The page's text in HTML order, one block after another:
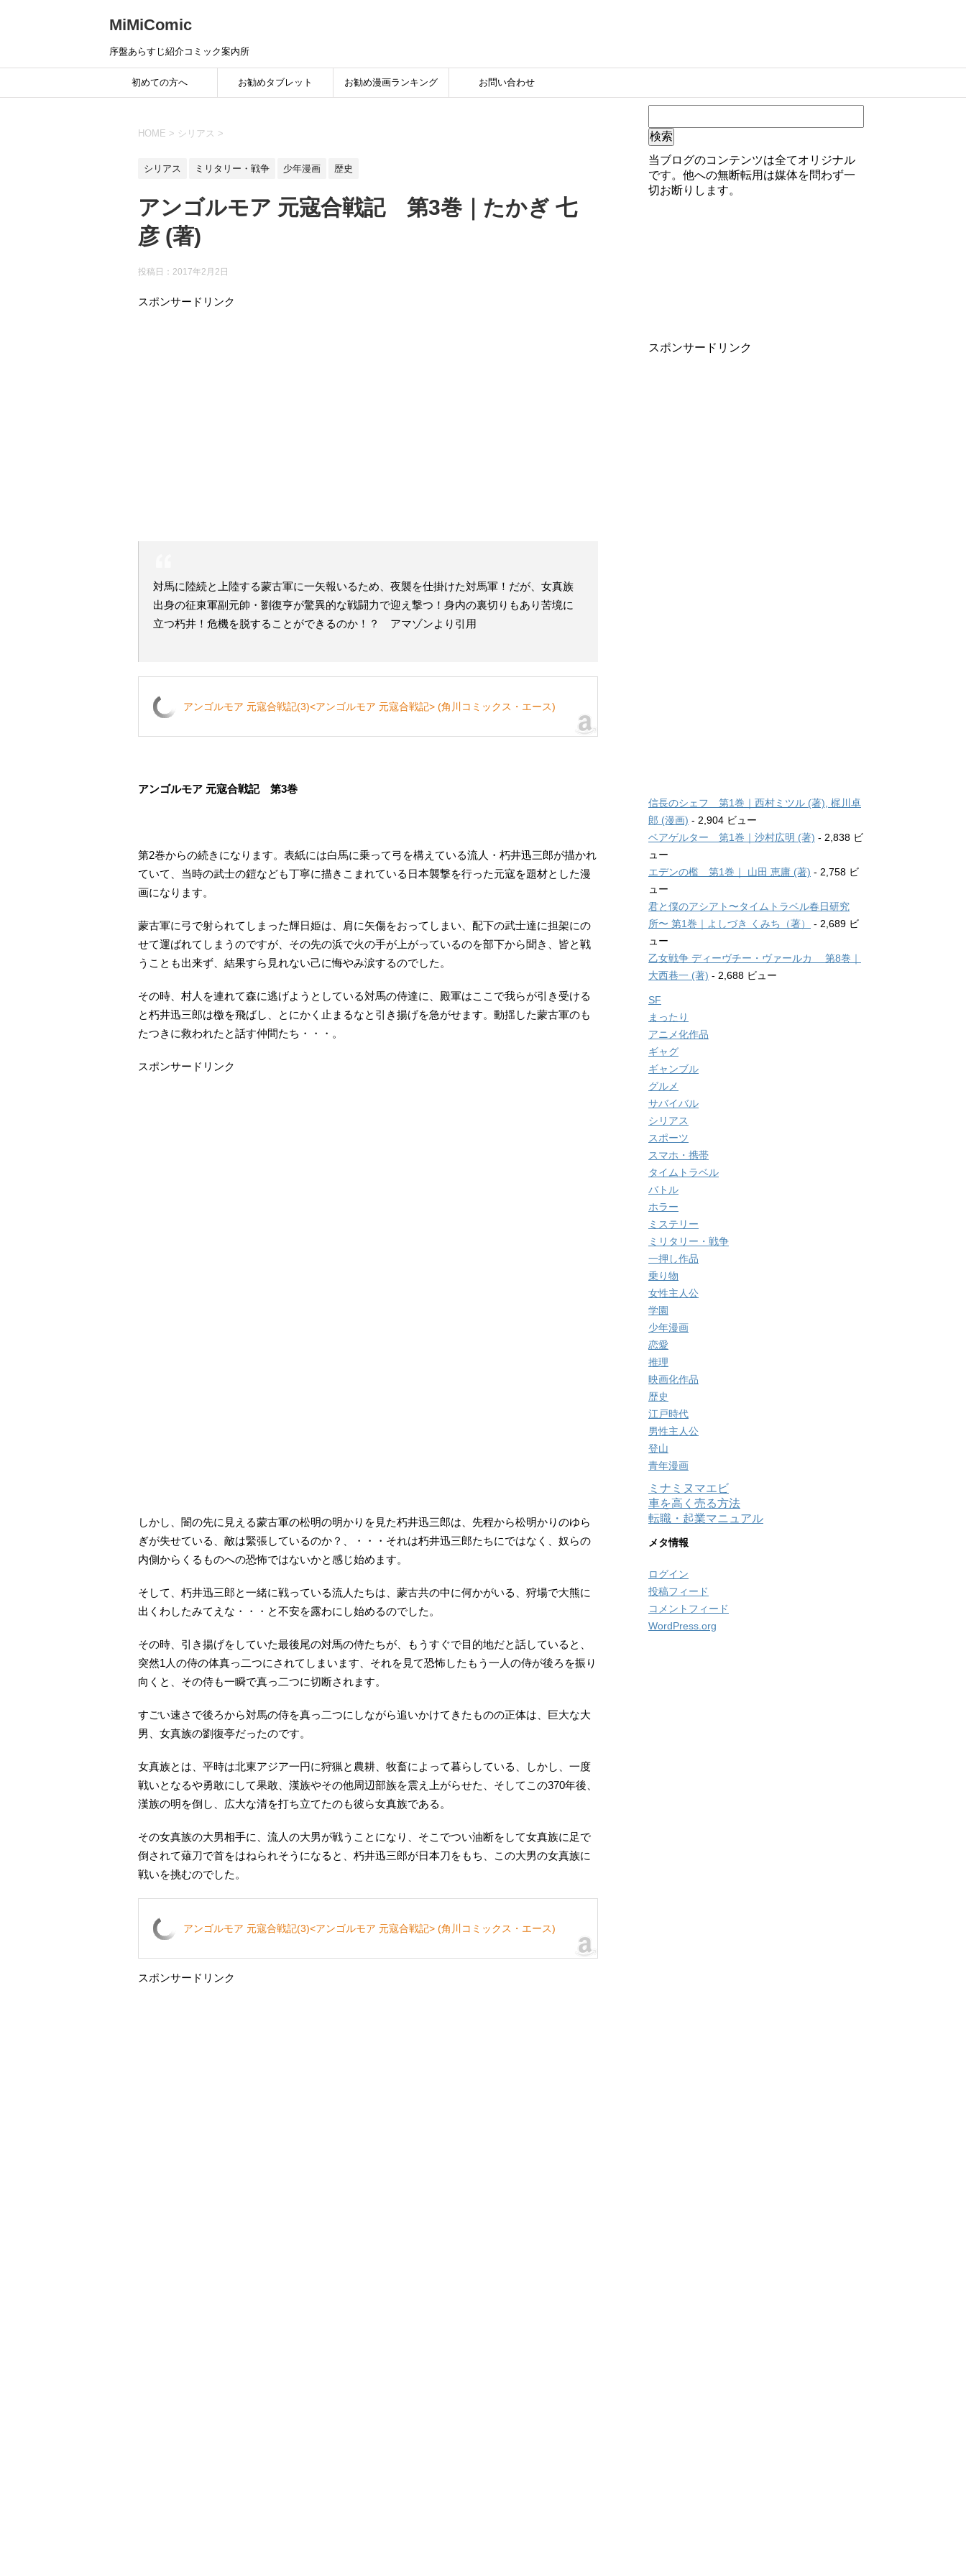
MiMiComic
序盤あらすじ紹介コミック案内所
初めての方へ お勧めタブレット お勧め漫画ランキング お問い合わせ
HOME > シリアス >
シリアス ミリタリー・戦争 少年漫画 歴史
アンゴルモア 元寇合戦記 第3巻｜たかぎ 七
彦 (著)
投稿日： 2017年2月2日
スポンサードリンク
対馬に陸続と上陸する蒙古軍に一矢報いるため、夜襲を仕掛けた対馬軍！だが、女真族
出身の征東軍副元帥・劉復亨が驚異的な戦闘力で迎え撃つ！身内の裏切りもあり苦境に
立つ朽井！危機を脱することができるのか！？ アマゾンより引用
アンゴルモア 元寇合戦記(3)<アンゴルモア 元寇合戦記> (角川コミックス・エース)
アンゴルモア 元寇合戦記 第3巻
第2巻からの続きになります。表紙には白馬に乗って弓を構えている流人・朽井迅三郎が描かれ
ていて、当時の武士の鎧なども丁寧に描きこまれている日本襲撃を行った元寇を題材とした漫
画になります。
蒙古軍に弓で射られてしまった輝日姫は、肩に矢傷をおってしまい、配下の武士達に担架にの
せて運ばれてしまうのですが、その先の浜で火の手が上がっているのを部下から聞き、皆と戦
うことも出来ず、結果すら見れない己に悔やみ涙するのでした。
その時、村人を連れて森に逃げようとしている対馬の侍達に、殿軍はここで我らが引き受ける
と朽井迅三郎は檄を飛ばし、とにかく止まるなと引き揚げを急がせます。動揺した蒙古軍のも
たつきに救われたと話す仲間たち・・・。
スポンサードリンク
しかし、闇の先に見える蒙古軍の松明の明かりを見た朽井迅三郎は、先程から松明かりのゆら
ぎが失せている、敵は緊張しているのか？、・・・それは朽井迅三郎たちにではなく、奴らの
内側からくるものへの恐怖ではないかと感じ始めます。
そして、朽井迅三郎と一緒に戦っている流人たちは、蒙古共の中に何かがいる、狩場で大熊に
出くわしたみてえな・・・と不安を露わにし始めるのでした。
その時、引き揚げをしていた最後尾の対馬の侍たちが、もうすぐで目的地だと話していると、
突然1人の侍の体真っ二つにされてしまいます、それを見て恐怖したもう一人の侍が後ろを振り
向くと、その侍も一瞬で真っ二つに切断されます。
すごい速さで後ろから対馬の侍を真っ二つにしながら追いかけてきたものの正体は、巨大な大
男、女真族の劉復亭だったのです。
女真族とは、平時は北東アジア一円に狩猟と農耕、牧畜によって暮らしている、しかし、一度
戦いとなるや勇敢にして果敢、漢族やその他周辺部族を震え上がらせた、そしてこの370年後、
漢族の明を倒し、広大な清を打ち立てたのも彼ら女真族である。
その女真族の大男相手に、流人の大男が戦うことになり、そこでつい油断をして女真族に足で
倒されて薙刀で首をはねられそうになると、朽井迅三郎が日本刀をもち、この大男の女真族に
戦いを挑むのでした。
アンゴルモア 元寇合戦記(3)<アンゴルモア 元寇合戦記> (角川コミックス・エース)
スポンサードリンク
当ブログのコンテンツは全てオリジナル
です。他への無断転用は媒体を問わず一
切お断りします。
スポンサードリンク
信長のシェフ 第1巻｜西村ミツル (著), 梶川卓
郎 (漫画) - 2,904 ビュー
ベアゲルター 第1巻｜沙村広明 (著) - 2,838 ビ
ュー
エデンの檻 第1巻｜ 山田 恵庸 (著) - 2,758 ビ
ュー
君と僕のアシアト〜タイムトラベル春日研究
所〜 第1巻｜よしづき くみち（著）
- 2,689 ビ
ュー
乙女戦争 ディーヴチー・ヴァールカ 第8巻｜
大西巷一 (著) - 2,688 ビュー
SF
まったり
アニメ化作品
ギャグ
ギャンブル
グルメ
サバイバル
シリアス
スポーツ
スマホ・携帯
タイムトラベル
バトル
ホラー
ミステリー
ミリタリー・戦争
一押し作品
乗り物
女性主人公
学園
少年漫画
恋愛
推理
映画化作品
歴史
江戸時代
男性主人公
登山
青年漫画
ミナミヌマエビ
車を高く売る方法
転職・起業マニュアル
メタ情報
ログイン
投稿フィード
コメントフィード
WordPress.org